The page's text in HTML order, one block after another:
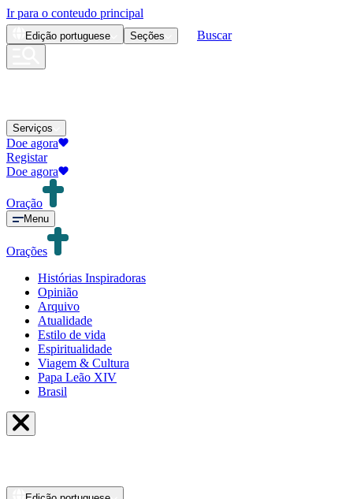
Ir para o conteudo principal
Edição portuguese Seções Buscar
Serviços
Doe agora
Registar
Doe agora
Oração
Menu
Orações
Histórias Inspiradoras
Opinião
Arquivo
Atualidade
Estilo de vida
Espiritualidade
Viagem & Cultura
Papa Leão XIV
Brasil